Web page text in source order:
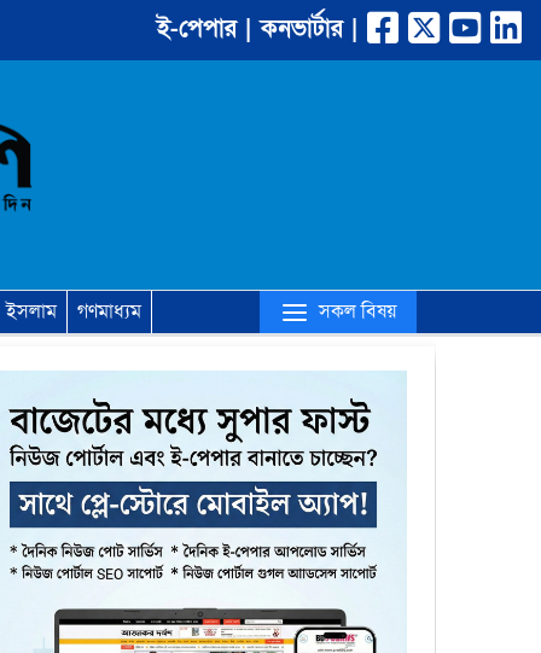
ই-পেপার |
(current) কনভার্টার |
ইসলাম গণমাধ্যম সকল বিষয়